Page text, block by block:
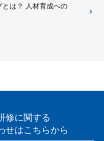
とは？ 人材育成への
修に関する
せはこちらから